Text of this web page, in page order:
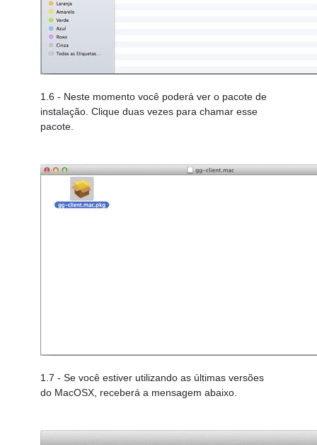
1.6 - Neste momento você poderá ver o pacote de
instalação. Clique duas vezes para chamar esse
pacote.
1.7 - Se você estiver utilizando as últimas versões
do MacOSX, receberá a mensagem abaixo.